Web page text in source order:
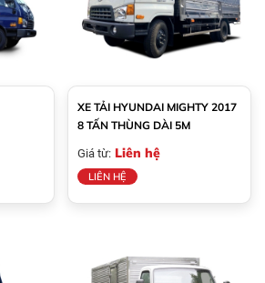
XE TẢI HYUNDAI MIGHTY 2017
8 TẤN THÙNG DÀI 5M
Giá từ: Liên hệ
LIÊN HỆ